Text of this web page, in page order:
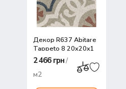
Декор R637 Abitare
Tappeto 8 20x20x1
2 466 грн/
м2